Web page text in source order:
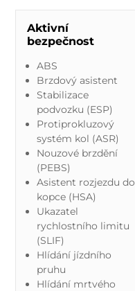
Aktivní
bezpečnost
ABS
Brzdový asistent
Stabilizace
podvozku (ESP)
Protiprokluzový
systém kol (ASR)
Nouzové brzdění
(PEBS)
Asistent rozjezdu do
kopce (HSA)
Ukazatel
rychlostního limitu
(SLIF)
Hlídání jízdního
pruhu
Hlídání mrtvého